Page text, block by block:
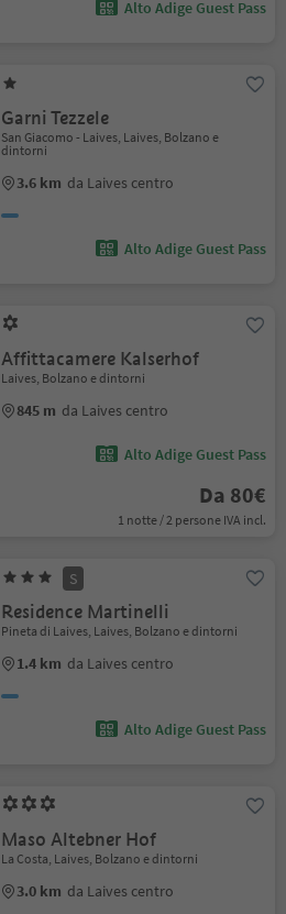
Alto Adige Guest Pass
Garni Tezzele
San Giacomo - Laives, Laives, Bolzano e
dintorni
3.6 km da Laives centro
Alto Adige Guest Pass
Affittacamere Kalserhof
Laives, Bolzano e dintorni
845 m da Laives centro
Alto Adige Guest Pass
Da 80€
1 notte / 2 persone IVA incl.
S
Residence Martinelli
Pineta di Laives, Laives, Bolzano e dintorni
1.4 km da Laives centro
Alto Adige Guest Pass
Maso Altebner Hof
La Costa, Laives, Bolzano e dintorni
3.0 km da Laives centro